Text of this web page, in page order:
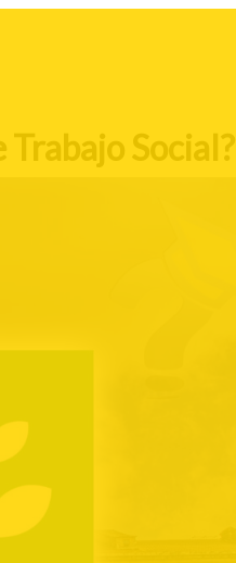
Trabajo Social?